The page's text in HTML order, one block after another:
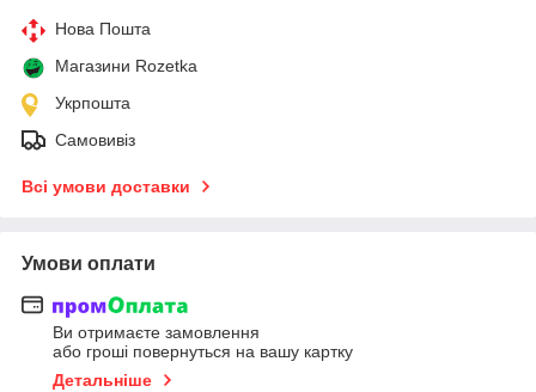
Нова Пошта
Магазини Rozetka
Укрпошта
Самовивіз
Всі умови доставки
Умови оплати
Ви отримаєте замовлення
або гроші повернуться на вашу картку
Детальніше